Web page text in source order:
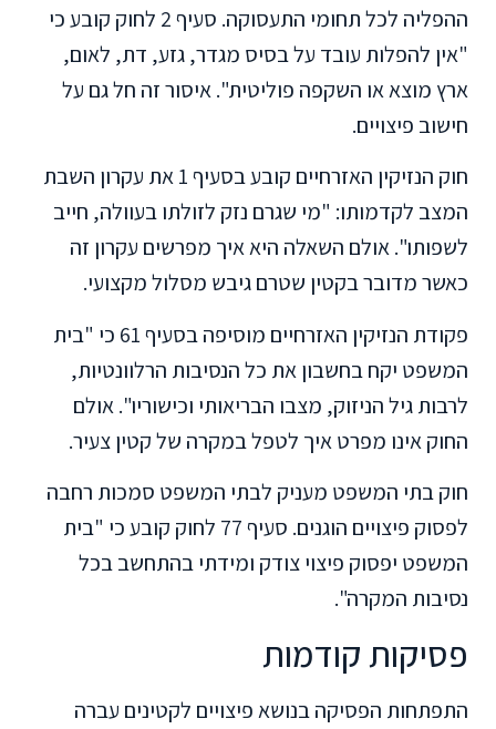
ההפליה לכל תחומי התעסוקה. סעיף 2 לחוק קובע כי
"אין להפלות עובד על בסיס מגדר, גזע, דת, לאום,
ארץ מוצא או השקפה פוליטית". איסור זה חל גם על
חישוב פיצויים.
חוק הנזיקין האזרחיים קובע בסעיף 1 את עקרון השבת
המצב לקדמותו: "מי שגרם נזק לזולתו בעוולה, חייב
לשפותו". אולם השאלה היא איך מפרשים עקרון זה
כאשר מדובר בקטין שטרם גיבש מסלול מקצועי.
פקודת הנזיקין האזרחיים מוסיפה בסעיף 61 כי "בית
המשפט יקח בחשבון את כל הנסיבות הרלוונטיות,
לרבות גיל הניזוק, מצבו הבריאותי וכישוריו". אולם
החוק אינו מפרט איך לטפל במקרה של קטין צעיר.
חוק בתי המשפט מעניק לבתי המשפט סמכות רחבה
לפסוק פיצויים הוגנים. סעיף 77 לחוק קובע כי "בית
המשפט יפסוק פיצוי צודק ומידתי בהתחשב בכל
נסיבות המקרה".
פסיקות קודמות
התפתחות הפסיקה בנושא פיצויים לקטינים עברה